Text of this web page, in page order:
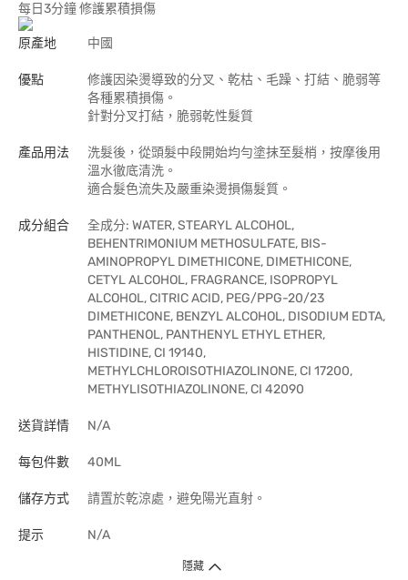
每日3分鐘 修護累積損傷
原產地 中國
優點
修護因染燙導致的分叉、乾枯、毛躁、打結、脆弱等
各種累積損傷。
針對分叉打結，脆弱乾性髮質
產品用法
洗髮後，從頭髮中段開始均勻塗抹至髮梢，按摩後用
溫水徹底清洗。
適合髮色流失及嚴重染燙損傷髮質。
成分組合
全成分: WATER, STEARYL ALCOHOL,
BEHENTRIMONIUM METHOSULFATE, BIS-
AMINOPROPYL DIMETHICONE, DIMETHICONE,
CETYL ALCOHOL, FRAGRANCE, ISOPROPYL
ALCOHOL, CITRIC ACID, PEG/PPG-20/23
DIMETHICONE, BENZYL ALCOHOL, DISODIUM EDTA,
PANTHENOL, PANTHENYL ETHYL ETHER,
HISTIDINE, CI 19140,
METHYLCHLOROISOTHIAZOLINONE, CI 17200,
METHYLISOTHIAZOLINONE, CI 42090
送貨詳情 N/A
每包件數 40ML
儲存方式 請置於乾涼處，避免陽光直射。
提示 N/A
隱藏